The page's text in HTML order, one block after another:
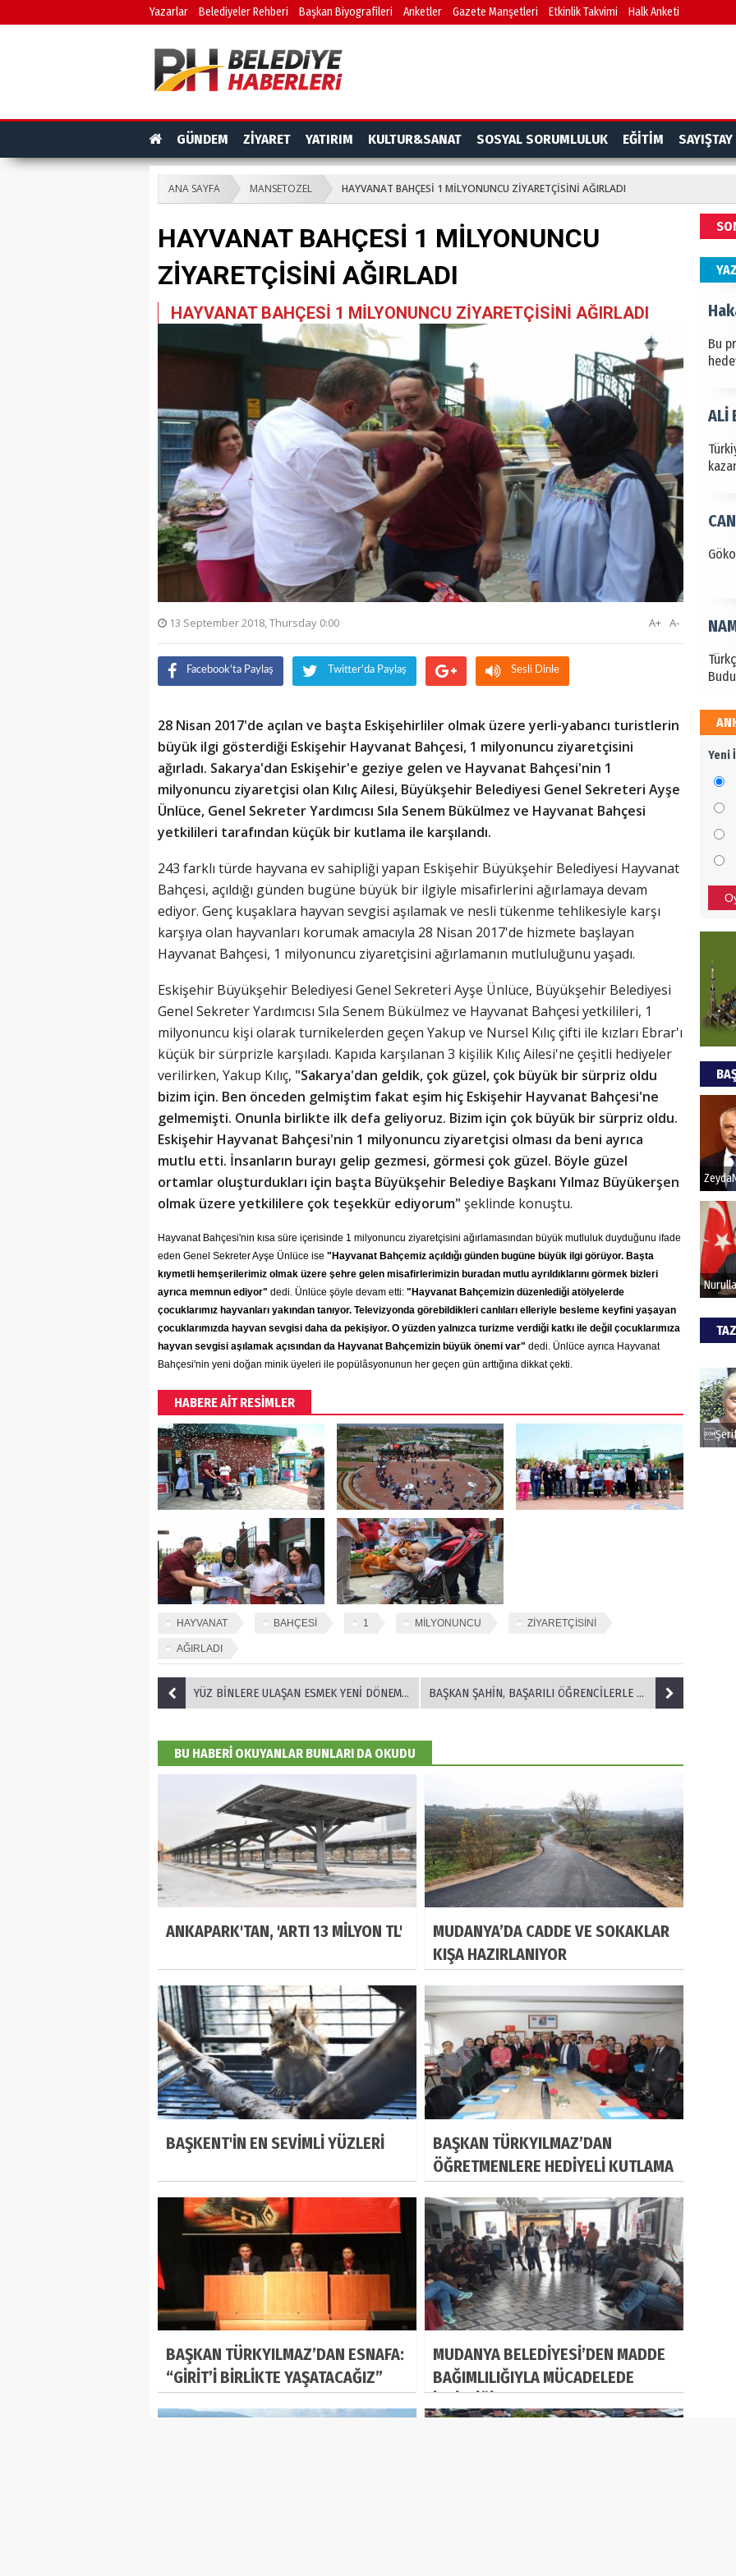
Yazarlar Belediyeler Rehberi Başkan Biyografileri Anketler Gazete Manşetleri Etkinlik Takvimi Halk Anketi
GÜNDEM ZİYARET YATIRIM KULTUR&SANAT SOSYAL SORUMLULUK EĞİTİM SAYIŞTAY
ANA SAYFA MANSETOZEL HAYVANAT BAHÇESİ 1 MİLYONUNCU ZİYARETÇİSİNİ AĞIRLADI
HAYVANAT BAHÇESİ 1 MİLYONUNCU
ZİYARETÇİSİNİ AĞIRLADI
HAYVANAT BAHÇESİ 1 MİLYONUNCU ZİYARETÇİSİNİ AĞIRLADI
13 September 2018, Thursday 0:00 A-
A+
Facebook'ta Paylaş Twitter'da Paylaş Sesli Dinle
28 Nisan 2017'de açılan ve başta Eskişehirliler olmak üzere yerli-yabancı turistlerin
büyük ilgi gösterdiği Eskişehir Hayvanat Bahçesi, 1 milyonuncu ziyaretçisini
ağırladı. Sakarya'dan Eskişehir'e geziye gelen ve Hayvanat Bahçesi'nin 1
milyonuncu ziyaretçisi olan Kılıç Ailesi, Büyükşehir Belediyesi Genel Sekreteri Ayşe
Ünlüce, Genel Sekreter Yardımcısı Sıla Senem Bükülmez ve Hayvanat Bahçesi
yetkilileri tarafından küçük bir kutlama ile karşılandı.
243 farklı türde hayvana ev sahipliği yapan Eskişehir Büyükşehir Belediyesi Hayvanat
Bahçesi, açıldığı günden bugüne büyük bir ilgiyle misafirlerini ağırlamaya devam
ediyor. Genç kuşaklara hayvan sevgisi aşılamak ve nesli tükenme tehlikesiyle karşı
karşıya olan hayvanları korumak amacıyla 28 Nisan 2017'de hizmete başlayan
Hayvanat Bahçesi, 1 milyonuncu ziyaretçisini ağırlamanın mutluluğunu yaşadı.
Eskişehir Büyükşehir Belediyesi Genel Sekreteri Ayşe Ünlüce, Büyükşehir Belediyesi
Genel Sekreter Yardımcısı Sıla Senem Bükülmez ve Hayvanat Bahçesi yetkilileri, 1
milyonuncu kişi olarak turnikelerden geçen Yakup ve Nursel Kılıç çifti ile kızları Ebrar'ı
küçük bir sürprizle karşıladı. Kapıda karşılanan 3 kişilik Kılıç Ailesi'ne çeşitli hediyeler
verilirken, Yakup Kılıç, "Sakarya'dan geldik, çok güzel, çok büyük bir sürpriz oldu
bizim için. Ben önceden gelmiştim fakat eşim hiç Eskişehir Hayvanat Bahçesi'ne
gelmemişti. Onunla birlikte ilk defa geliyoruz. Bizim için çok büyük bir sürpriz oldu.
Eskişehir Hayvanat Bahçesi'nin 1 milyonuncu ziyaretçisi olması da beni ayrıca
mutlu etti. İnsanların burayı gelip gezmesi, görmesi çok güzel. Böyle güzel
ortamlar oluşturdukları için başta Büyükşehir Belediye Başkanı Yılmaz Büyükerşen
olmak üzere yetkililere çok teşekkür ediyorum" şeklinde konuştu.
Hayvanat Bahçesi'nin kısa süre içerisinde 1 milyonuncu ziyaretçisini ağırlamasından büyük mutluluk duyduğunu ifade
eden Genel Sekreter Ayşe Ünlüce ise "Hayvanat Bahçemiz açıldığı günden bugüne büyük ilgi görüyor. Başta
kıymetli hemşerilerimiz olmak üzere şehre gelen misafirlerimizin buradan mutlu ayrıldıklarını görmek bizleri
ayrıca memnun ediyor" dedi. Ünlüce şöyle devam etti: "Hayvanat Bahçemizin düzenlediği atölyelerde
çocuklarımız hayvanları yakından tanıyor. Televizyonda görebildikleri canlıları elleriyle besleme keyfini yaşayan
çocuklarımızda hayvan sevgisi daha da pekişiyor. O yüzden yalnızca turizme verdiği katkı ile değil çocuklarımıza
hayvan sevgisi aşılamak açısından da Hayvanat Bahçemizin büyük önemi var" dedi. Ünlüce ayrıca Hayvanat
Bahçesi'nin yeni doğan minik üyeleri ile popülâsyonunun her geçen gün arttığına dikkat çekti.
HABERE AİT RESİMLER
HAYVANAT BAHÇESİ 1 MİLYONUNCU ZİYARETÇİSİNİ
AĞIRLADI
YÜZ BİNLERE ULAŞAN ESMEK YENİ DÖNEM KAYITLARINA BAŞLIYOR BAŞKAN ŞAHİN, BAŞARILI ÖĞRENCİLERLE BULUŞTU
BU HABERİ OKUYANLAR BUNLARI DA OKUDU
ANKAPARK'TAN, 'ARTI 13 MİLYON TL'
MUDANYA’DA CADDE VE SOKAKLAR
KIŞA HAZIRLANIYOR
BAŞKENT'İN EN SEVİMLİ YÜZLERİ
BAŞKAN TÜRKYILMAZ’DAN
ÖĞRETMENLERE HEDİYELİ KUTLAMA
BAŞKAN TÜRKYILMAZ’DAN ESNAFA:
“GİRİT’İ BİRLİKTE YAŞATACAĞIZ”
MUDANYA BELEDİYESİ’DEN MADDE
BAĞIMLILIĞIYLA MÜCADELEDE
Bu
ALİ
Bu
Yeni